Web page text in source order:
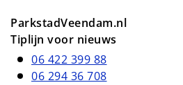
ParkstadVeendam.nl
Tiplijn voor nieuws
06 422 399 88
06 294 36 708